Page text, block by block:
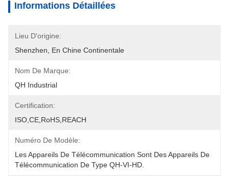
Informations Détaillées
Lieu D'origine:
Shenzhen, En Chine Continentale
Nom De Marque:
QH Industrial
Certification:
ISO,CE,RoHS,REACH
Numéro De Modèle:
Les Appareils De Télécommunication Sont Des Appareils De
Télécommunication De Type QH-VI-HD.